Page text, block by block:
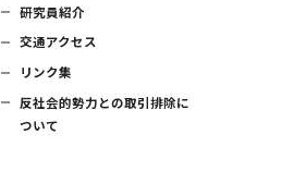
研究員紹介
交通アクセス
リンク集
反社会的勢力との取引排除に
ついて